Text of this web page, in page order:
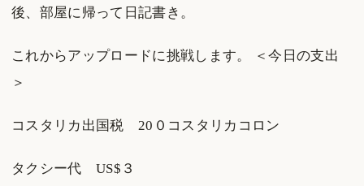
後、部屋に帰って日記書き。
これからアップロードに挑戦します。 ＜今日の支出
＞
コスタリカ出国税 20０コスタリカコロン
タクシー代 US$３